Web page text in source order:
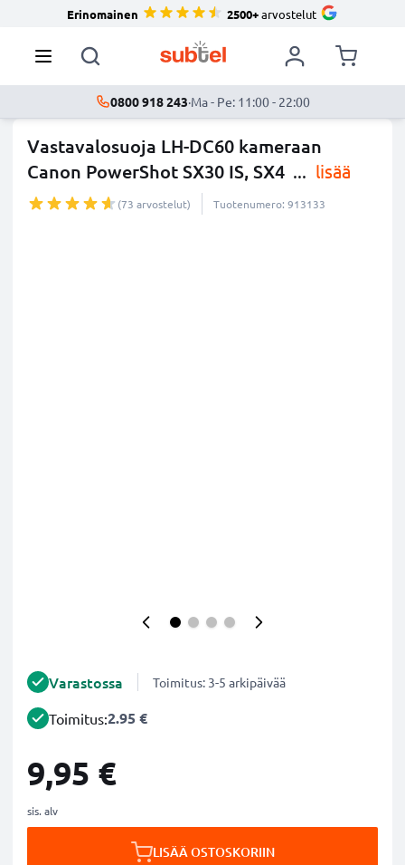
Erinomainen 2500+arvostelut
0800 918 243·Ma - Pe: 11:00 - 22:00
Vastavalosuoja LH-DC60 kameraan
Canon PowerShot SX30 IS, SX4 ... lisää
(73 arvostelut) Tuotenumero: 913133
Varastossa Toimitus: 3-5 arkipäivää
Toimitus:2.95 €
9,95 €
sis. alv
LISÄÄ OSTOSKORIIN